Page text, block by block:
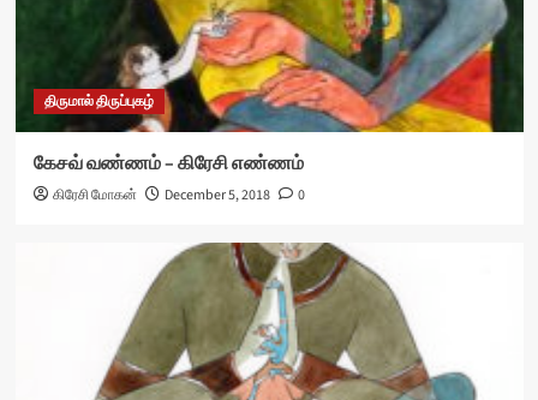
திருமால் திருப்புகழ்
கேசவ் வண்ணம் – கிரேசி எண்ணம்
கிரேசி மோகன் December 5, 2018 0